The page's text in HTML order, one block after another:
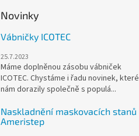
Novinky
Vábničky ICOTEC
25.7.2023
Máme doplněnou zásobu vábniček
ICOTEC. Chystáme i řadu novinek, které
nám dorazily společně s populá...
Naskladnění maskovacích stanů
Ameristep